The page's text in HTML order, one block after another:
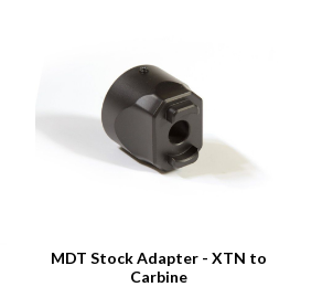
MDT Stock Adapter - XTN to
Carbine